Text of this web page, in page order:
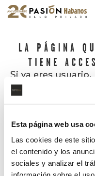
Esta página web usa
Las cookies de este
el contenido y los
sociales y analizar el
LA PÁGINA
TIENE
Si ya eres